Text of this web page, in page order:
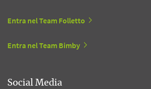
Entra nel Team Folletto
Entra nel Team Bimby
Social Media